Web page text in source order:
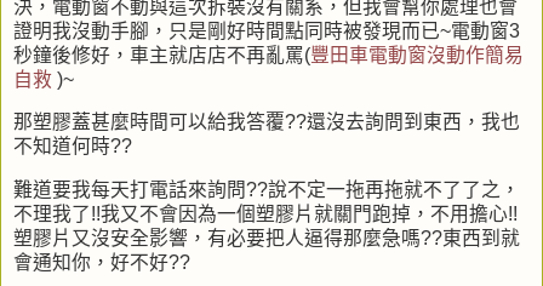
決，電動窗不動與這次拆裝沒有關系，但我會幫你處理也會
證明我沒動手腳，只是剛好時間點同時被發現而已~電動窗3
秒鐘後修好，車主就店店不再亂罵(豐田車電動窗沒動作簡易
自救 )~
那塑膠蓋甚麼時間可以給我答覆??還沒去詢問到東西，我也
不知道何時??
難道要我每天打電話來詢問??說不定一拖再拖就不了了之，
不理我了!!我又不會因為一個塑膠片就關門跑掉，不用擔心!!
塑膠片又沒安全影響，有必要把人逼得那麼急嗎??東西到就
會通知你，好不好??